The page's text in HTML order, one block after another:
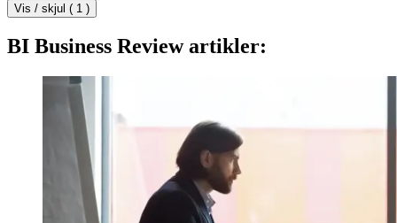
Vis / skjul ( 1 )
BI Business Review artikler: